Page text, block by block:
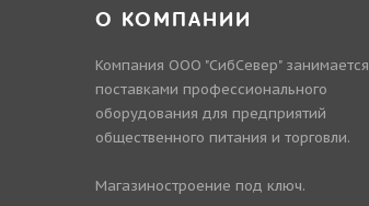
О КОМПАНИИ
Компания ООО "СибСевер" занимается
поставками профессионального
оборудования для предприятий
общественного питания и торговли.
Магазиностроение под ключ.